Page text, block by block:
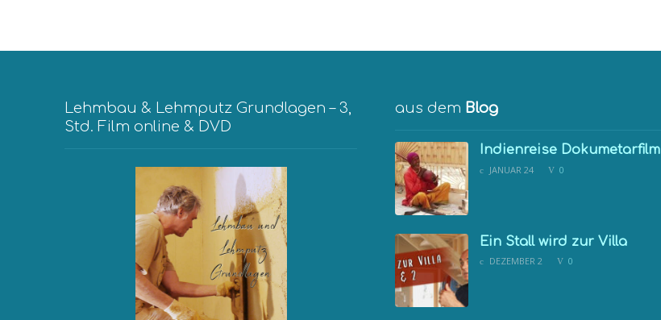
Lehmbau & Lehmputz Grundlagen – 3,
Std. Film online & DVD
aus dem Blog
Indienreise Dokumetarfilm
JANUAR 24
COMMENTS:
0
Ein Stall wird zur Villa
DEZEMBER 2
COMMENTS:
0